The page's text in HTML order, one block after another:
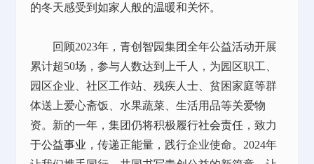
的冬天感受到如家人般的温暖和关怀。
回顾2023年，青创智园集团全年公益活动开展
累计超50场，参与人数达到上千人，为园区职工、
园区企业、社区工作站、残疾人士、贫困家庭等群
体送上爱心斋饭、水果蔬菜、生活用品等关爱物
资。新的一年，集团仍将积极履行社会责任 ，致力
于公益事业 ，传递正能量，践行企业使命。2024年